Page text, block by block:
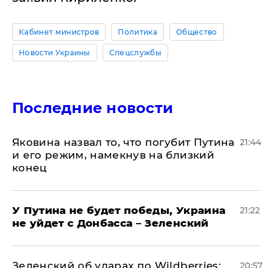
Кабинет министров Политика Общество
Новости Украины Спецслужбы
Последние новости
Яковина назвал то, что погубит Путина
и его режим, намекнув на близкий
конец
21:44
У Путина не будет победы, Украина
не уйдет с Донбасса – Зеленский
21:22
Зеленский об ударах по Wildberries: 20:57